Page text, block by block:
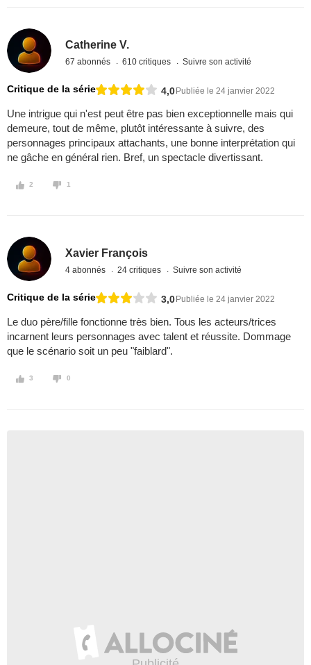
Catherine V.
67 abonnés 610 critiques Suivre son activité
Critique de la série 4,0Publiée le 24 janvier 2022
Une intrigue qui n'est peut être pas bien exceptionnelle mais qui
demeure, tout de même, plutôt intéressante à suivre, des
personnages principaux attachants, une bonne interprétation qui
ne gâche en général rien. Bref, un spectacle divertissant.
2 1
Xavier François
4 abonnés 24 critiques Suivre son activité
Critique de la série 3,0Publiée le 24 janvier 2022
Le duo père/fille fonctionne très bien. Tous les acteurs/trices
incarnent leurs personnages avec talent et réussite. Dommage
que le scénario soit un peu "faiblard".
3 0